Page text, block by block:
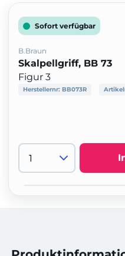
Sofort verfügbar
B.Braun
Skalpellgriff, BB 73
Figur 3
Herstellernr: BB073R